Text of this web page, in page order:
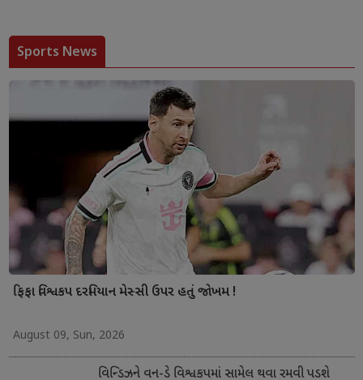
Sports News
ફિફા વિશ્વકપ દરમિયાન મેસ્સી ઉપર હતું જોખમ !
August 09, Sun, 2026
વિન્ડિઝને વન-ડે વિશ્વકપમાં સામેલ થવા રમવી પડશે